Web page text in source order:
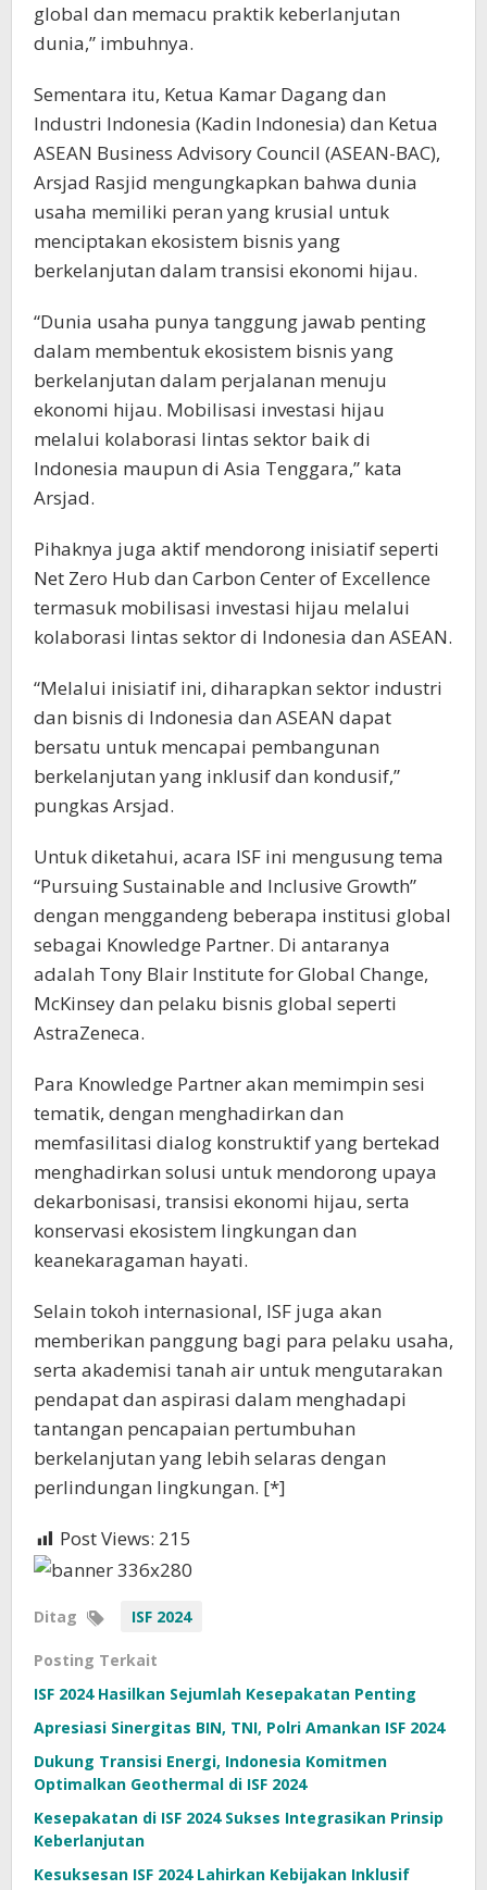
global dan memacu praktik keberlanjutan
dunia,” imbuhnya.
Sementara itu, Ketua Kamar Dagang dan
Industri Indonesia (Kadin Indonesia) dan Ketua
ASEAN Business Advisory Council (ASEAN-BAC),
Arsjad Rasjid mengungkapkan bahwa dunia
usaha memiliki peran yang krusial untuk
menciptakan ekosistem bisnis yang
berkelanjutan dalam transisi ekonomi hijau.
“Dunia usaha punya tanggung jawab penting
dalam membentuk ekosistem bisnis yang
berkelanjutan dalam perjalanan menuju
ekonomi hijau. Mobilisasi investasi hijau
melalui kolaborasi lintas sektor baik di
Indonesia maupun di Asia Tenggara,” kata
Arsjad.
Pihaknya juga aktif mendorong inisiatif seperti
Net Zero Hub dan Carbon Center of Excellence
termasuk mobilisasi investasi hijau melalui
kolaborasi lintas sektor di Indonesia dan ASEAN.
“Melalui inisiatif ini, diharapkan sektor industri
dan bisnis di Indonesia dan ASEAN dapat
bersatu untuk mencapai pembangunan
berkelanjutan yang inklusif dan kondusif,”
pungkas Arsjad.
Untuk diketahui, acara ISF ini mengusung tema
“Pursuing Sustainable and Inclusive Growth”
dengan menggandeng beberapa institusi global
sebagai Knowledge Partner. Di antaranya
adalah Tony Blair Institute for Global Change,
McKinsey dan pelaku bisnis global seperti
AstraZeneca.
Para Knowledge Partner akan memimpin sesi
tematik, dengan menghadirkan dan
memfasilitasi dialog konstruktif yang bertekad
menghadirkan solusi untuk mendorong upaya
dekarbonisasi, transisi ekonomi hijau, serta
konservasi ekosistem lingkungan dan
keanekaragaman hayati.
Selain tokoh internasional, ISF juga akan
memberikan panggung bagi para pelaku usaha,
serta akademisi tanah air untuk mengutarakan
pendapat dan aspirasi dalam menghadapi
tantangan pencapaian pertumbuhan
berkelanjutan yang lebih selaras dengan
perlindungan lingkungan. [*]
Post Views: 215
Ditag ISF 2024
Posting Terkait
ISF 2024 Hasilkan Sejumlah Kesepakatan Penting
Apresiasi Sinergitas BIN, TNI, Polri Amankan ISF 2024
Dukung Transisi Energi, Indonesia Komitmen
Optimalkan Geothermal di ISF 2024
Kesepakatan di ISF 2024 Sukses Integrasikan Prinsip
Keberlanjutan
Kesuksesan ISF 2024 Lahirkan Kebijakan Inklusif